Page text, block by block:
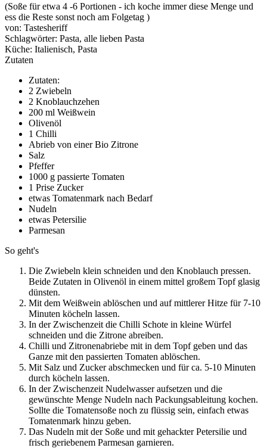
(Soße für etwa 4 -6 Portionen - ich koche immer diese Menge und
ess die Reste sonst noch am Folgetag )
von: Tastesheriff
Schlagwörter: Pasta, alle lieben Pasta
Küche: Italienisch, Pasta
Zutaten
Zutaten:
2 Zwiebeln
2 Knoblauchzehen
200 ml Weißwein
Olivenöl
1 Chilli
Abrieb von einer Bio Zitrone
Salz
Pfeffer
1000 g passierte Tomaten
1 Prise Zucker
etwas Tomatenmark nach Bedarf
Nudeln
etwas Petersilie
Parmesan
So geht's
Die Zwiebeln klein schneiden und den Knoblauch pressen.
Beide Zutaten in Olivenöl in einem mittel großem Topf glasig
dünsten.
Mit dem Weißwein ablöschen und auf mittlerer Hitze für 7-10
Minuten köcheln lassen.
In der Zwischenzeit die Chilli Schote in kleine Würfel
schneiden und die Zitrone abreiben.
Chilli und Zitronenabriebe mit in dem Topf geben und das
Ganze mit den passierten Tomaten ablöschen.
Mit Salz und Zucker abschmecken und für ca. 5-10 Minuten
durch köcheln lassen.
In der Zwischenzeit Nudelwasser aufsetzen und die
gewünschte Menge Nudeln nach Packungsableitung kochen.
Sollte die Tomatensoße noch zu flüssig sein, einfach etwas
Tomatenmark hinzu geben.
Das Nudeln mit der Soße und mit gehackter Petersilie und
frisch geriebenem Parmesan garnieren.